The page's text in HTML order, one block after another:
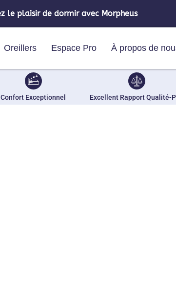
le plaisir de dormir avec Morpheus
Oreillers Espace Pro À propos de
Confort Exceptionnel Excellent Rapport Qualité-